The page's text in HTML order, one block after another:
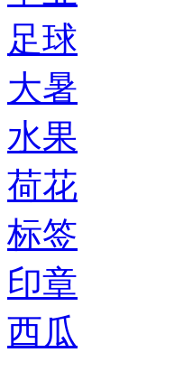
足球
大暑
水果
荷花
标签
印章
西瓜